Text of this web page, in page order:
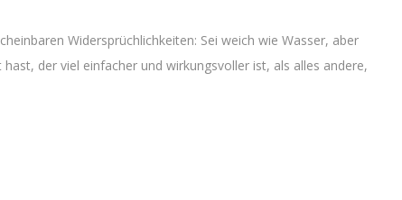
Widersprüchlichkeiten: Sei weich wie Wasser, aber
der viel einfacher und wirkungsvoller ist, als alles andere,